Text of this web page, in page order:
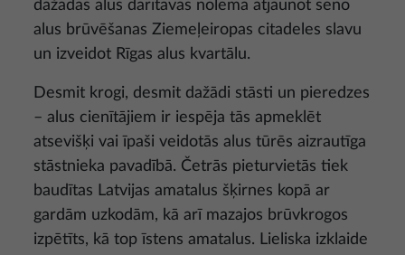
dažādas alus darītavas nolēma atjaunot seno
alus brūvēšanas Ziemeļeiropas citadeles slavu
un izveidot Rīgas alus kvartālu.
Desmit krogi, desmit dažādi stāsti un pieredzes
– alus cienītājiem ir iespēja tās apmeklēt
atsevišķi vai īpaši veidotās alus tūrēs aizrautīga
stāstnieka pavadībā. Četrās pieturvietās tiek
baudītas Latvijas amatalus šķirnes kopā ar
gardām uzkodām, kā arī mazajos brūvkrogos
izpētīts, kā top īstens amatalus. Lieliska izklaide